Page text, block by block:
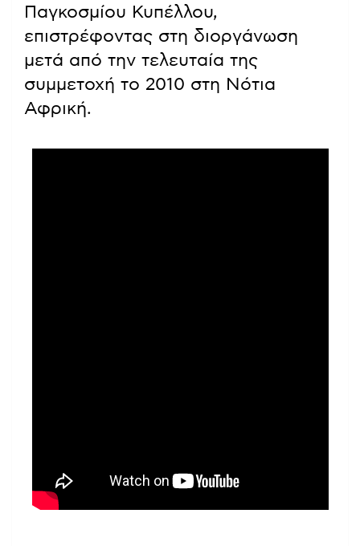
Παγκοσμίου Κυπέλλου,
επιστρέφοντας στη διοργάνωση
μετά από την τελευταία της
συμμετοχή το 2010 στη Νότια
Αφρική.